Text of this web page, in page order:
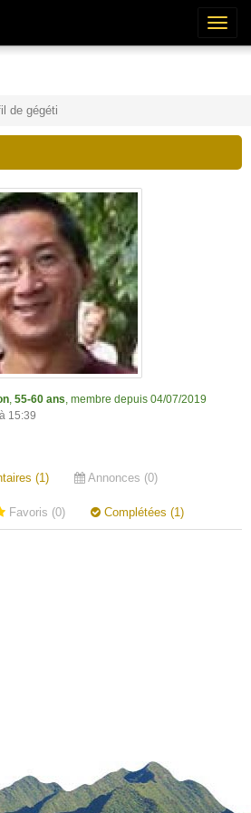
de gégéti
55-60 ans , membre depuis 04/07/2019
15:39
(1) Annonces (0)
Favoris (0) Complétées (1)